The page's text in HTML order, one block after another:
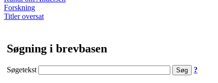
Forskning
Titler oversat
Søgning i brevbasen
Søgetekst ?